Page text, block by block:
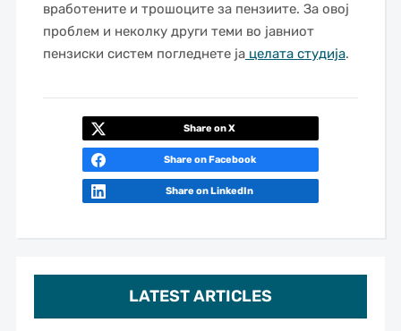
LATEST ARTICLES
вработените и трошоците за пензиите. За овој
проблем и неколку други теми во јавниот
пензиски систем погледнете јацелата студија.
Share on X
Share on Facebook
Share on LinkedIn